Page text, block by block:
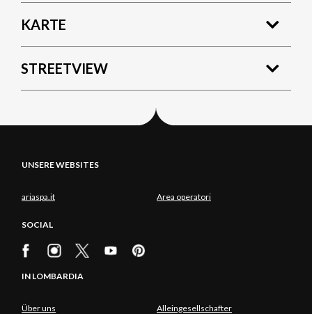
KARTE
STREETVIEW
UNSERE WEBSITES
ariaspa.it Area operatori
SOCIAL
IN LOMBARDIA
Über uns Alleingesellschafter